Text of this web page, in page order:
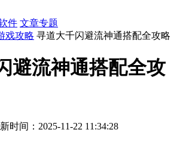
件 文章专题
戏攻略 寻道大千闪避流神通搭配全攻略
避流神通搭配全攻
时间：2025-11-22 11:34:28